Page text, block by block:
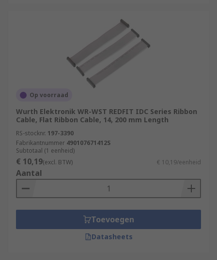
Op voorraad
Wurth Elektronik WR-WST REDFIT IDC Series Ribbon
Cable, Flat Ribbon Cable, 14, 200 mm Length
RS-stocknr. 197-3390
Fabrikantnummer 490107671412S
Subtotaal (1 eenheid)
€ 10,19(excl. BTW) € 10,19/eenheid
Aantal
Toevoegen
Datasheets